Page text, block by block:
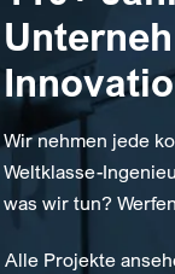
Wir nehmen jede
Weltklasse-
was wir tun?
Alle Projekte